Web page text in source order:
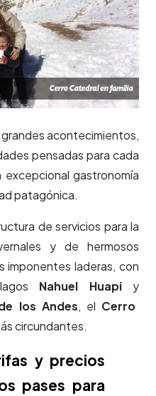
acontecimientos,
pensadas para cada
gastronomía
patagónica.
de servicios para la
y de hermosos
imponentes laderas, con
Nahuel Huapi y
los Andes, el Cerro
circundantes.
y precios
pases para